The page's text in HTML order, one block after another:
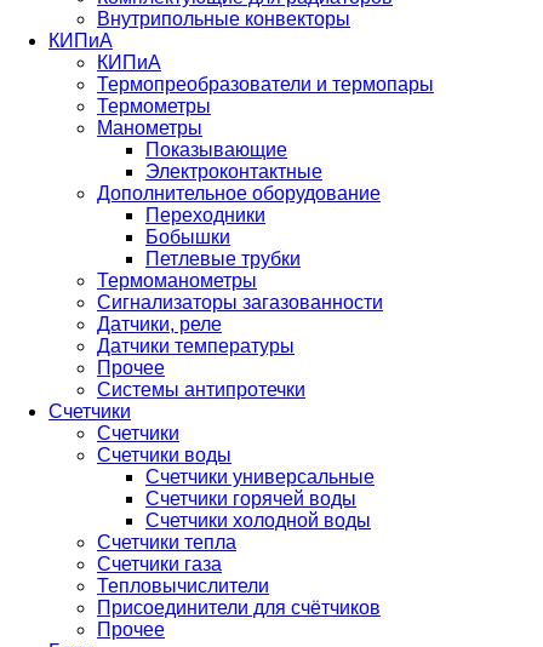
Внутрипольные конвекторы
КИПиА
КИПиА
Термопреобразователи и термопары
Термометры
Манометры
Показывающие
Электроконтактные
Дополнительное оборудование
Переходники
Бобышки
Петлевые трубки
Термоманометры
Сигнализаторы загазованности
Датчики, реле
Датчики температуры
Прочее
Системы антипротечки
Счетчики
Счетчики
Счетчики воды
Счетчики универсальные
Счетчики горячей воды
Счетчики холодной воды
Счетчики тепла
Счетчики газа
Тепловычислители
Присоединители для счётчиков
Прочее